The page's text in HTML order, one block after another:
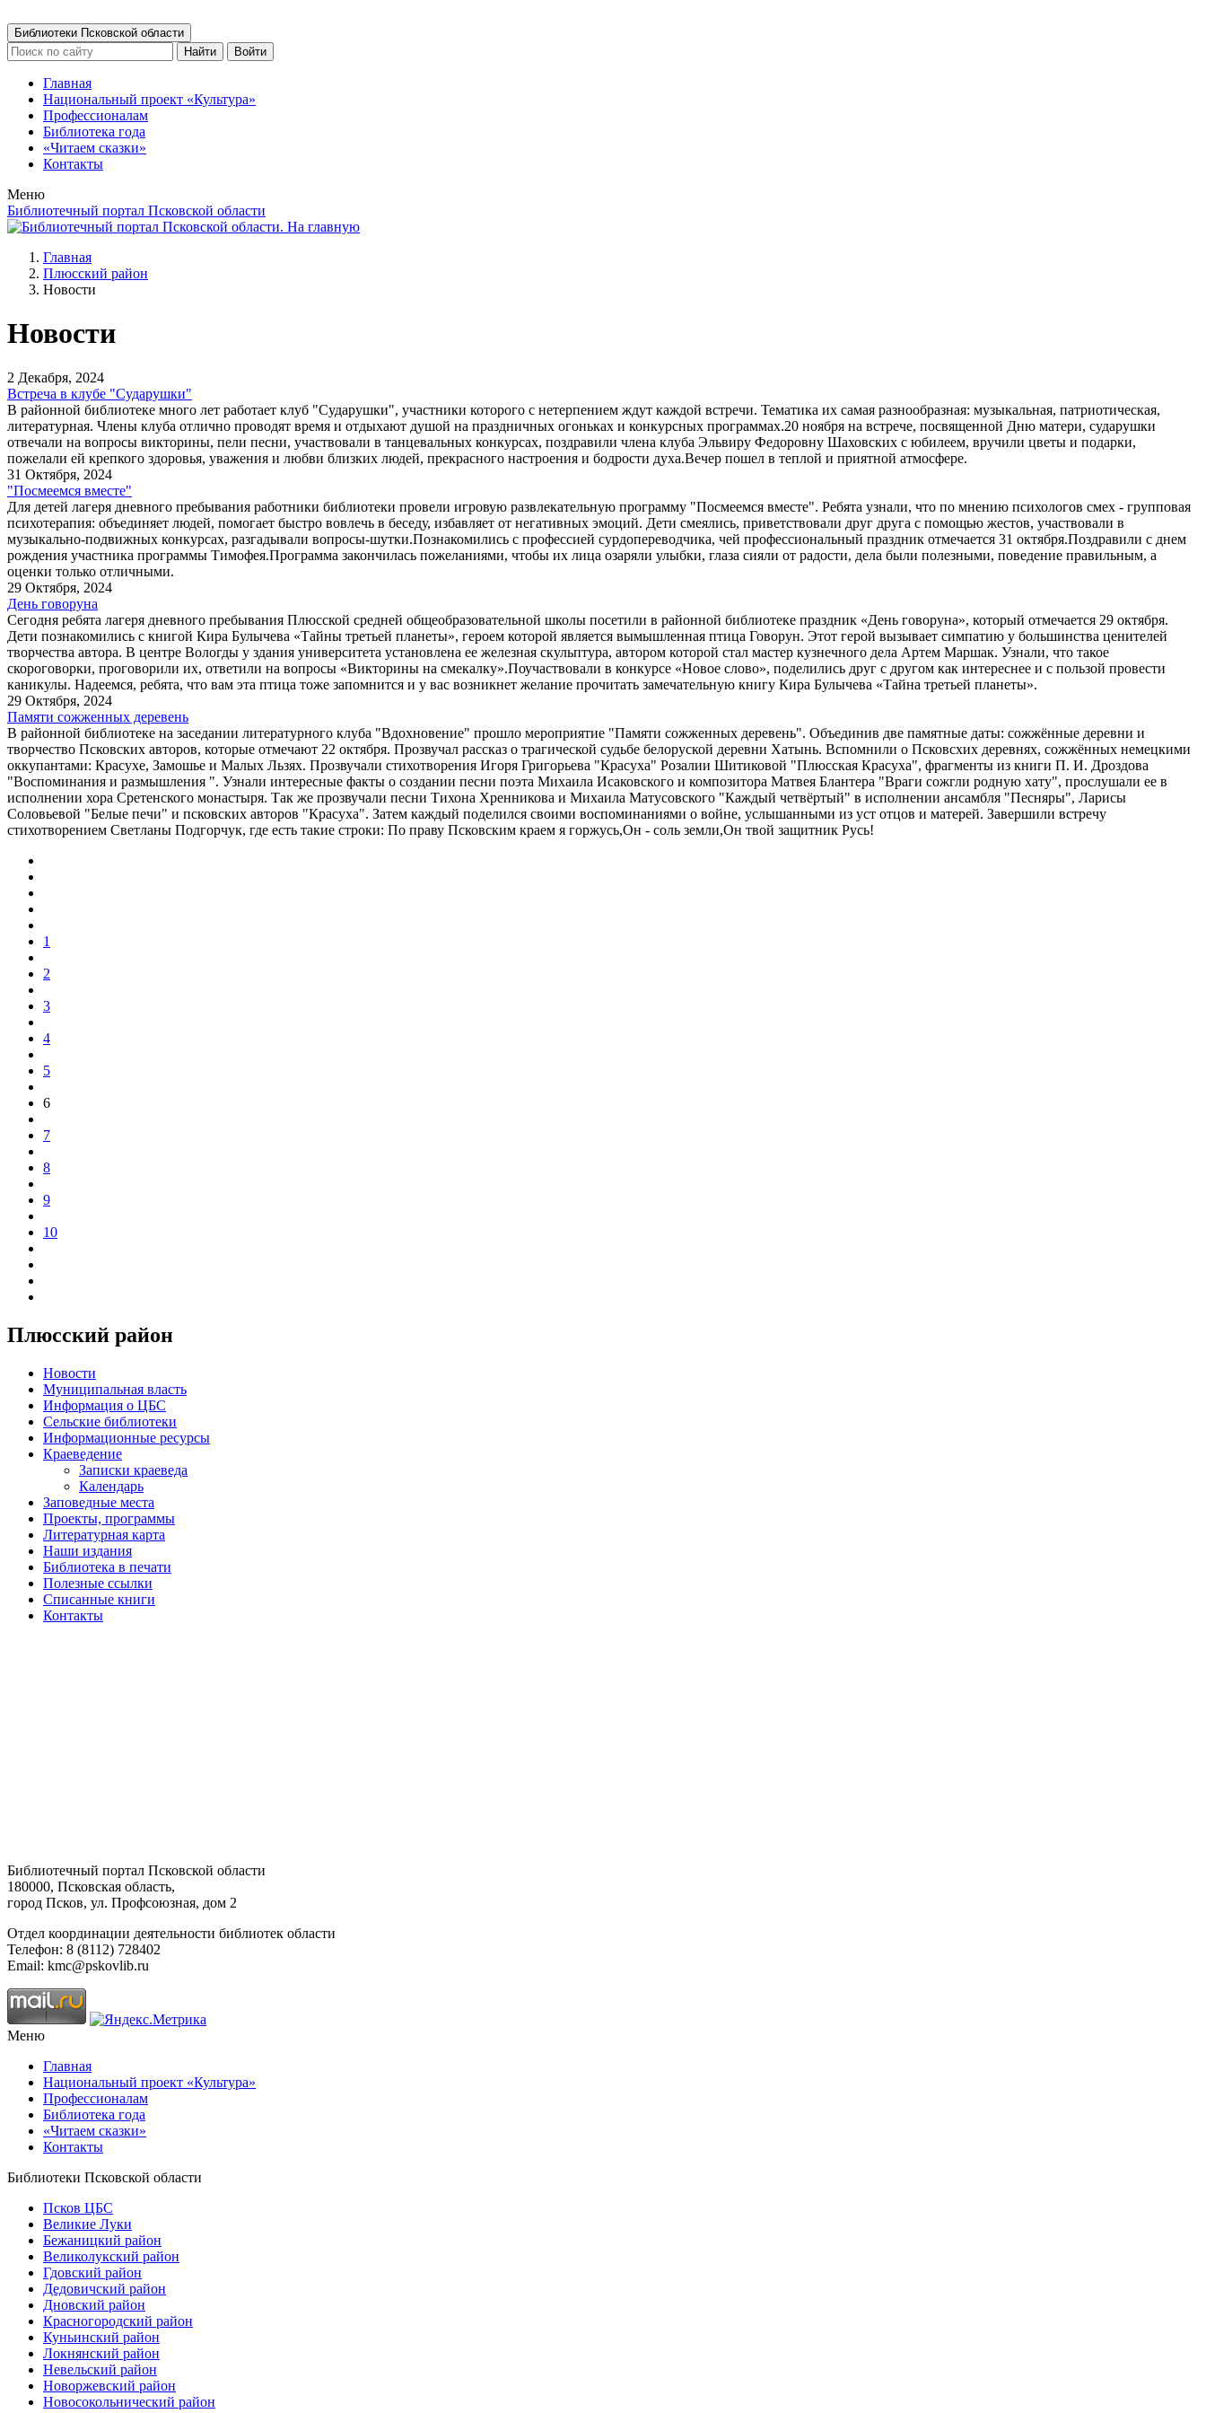
Библиотеки Псковской области
Найти
Войти
Главная
Национальный проект «Культура»
Профессионалам
Библиотека года
«Читаем сказки»
Контакты
Меню
Библиотечный портал Псковской области
Главная
Плюсский район
Новости
Новости
2 Декабря, 2024
Встреча в клубе "Сударушки"
В районной библиотеке много лет работает клуб "Сударушки", участники которого с нетерпением ждут каждой встречи. Тематика их самая разнообразная: музыкальная, патриотическая,
литературная. Члены клуба отлично проводят время и отдыхают душой на праздничных огоньках и конкурсных программах.20 ноября на встрече, посвященной Дню матери, сударушки
отвечали на вопросы викторины, пели песни, участвовали в танцевальных конкурсах, поздравили члена клуба Эльвиру Федоровну Шаховских с юбилеем, вручили цветы и подарки,
пожелали ей крепкого здоровья, уважения и любви близких людей, прекрасного настроения и бодрости духа.Вечер пошел в теплой и приятной атмосфере.
31 Октября, 2024
"Посмеемся вместе"
Для детей лагеря дневного пребывания работники библиотеки провели игровую развлекательную программу "Посмеемся вместе". Ребята узнали, что по мнению психологов смех - групповая
психотерапия: объединяет людей, помогает быстро вовлечь в беседу, избавляет от негативных эмоций. Дети смеялись, приветствовали друг друга с помощью жестов, участвовали в
музыкально-подвижных конкурсах, разгадывали вопросы-шутки.Познакомились с профессией сурдопереводчика, чей профессиональный праздник отмечается 31 октября.Поздравили с днем
рождения участника программы Тимофея.Программа закончилась пожеланиями, чтобы их лица озаряли улыбки, глаза сияли от радости, дела были полезными, поведение правильным, а
оценки только отличными.
29 Октября, 2024
День говоруна
Сегодня ребята лагеря дневного пребывания Плюсской средней общеобразовательной школы посетили в районной библиотеке праздник «День говоруна», который отмечается 29 октября.
Дети познакомились с книгой Кира Булычева «Тайны третьей планеты», героем которой является вымышленная птица Говорун. Этот герой вызывает симпатию у большинства ценителей
творчества автора. В центре Вологды у здания университета установлена ее железная скульптура, автором которой стал мастер кузнечного дела Артем Маршак. Узнали, что такое
скороговорки, проговорили их, ответили на вопросы «Викторины на смекалку».Поучаствовали в конкурсе «Новое слово», поделились друг с другом как интереснее и с пользой провести
каникулы. Надеемся, ребята, что вам эта птица тоже запомнится и у вас возникнет желание прочитать замечательную книгу Кира Булычева «Тайна третьей планеты».
29 Октября, 2024
Памяти сожженных деревень
В районной библиотеке на заседании литературного клуба "Вдохновение" прошло мероприятие "Памяти сожженных деревень". Объединив две памятные даты: сожжённые деревни и
творчество Псковских авторов, которые отмечают 22 октября. Прозвучал рассказ о трагической судьбе белоруской деревни Хатынь. Вспомнили о Псковсхих деревнях, сожжённых немецкими
оккупантами: Красухе, Замошье и Малых Льзях. Прозвучали стихотворения Игоря Григорьева "Красуха" Розалии Шитиковой "Плюсская Красуха", фрагменты из книги П. И. Дроздова
"Воспоминания и размышления ". Узнали интересные факты о создании песни поэта Михаила Исаковского и композитора Матвея Блантера "Враги сожгли родную хату", прослушали ее в
исполнении хора Сретенского монастыря. Так же прозвучали песни Тихона Хренникова и Михаила Матусовского "Каждый четвёртый" в исполнении ансамбля "Песняры", Ларисы
Соловьевой "Белые печи" и псковских авторов "Красуха". Затем каждый поделился своими воспоминаниями о войне, услышанными из уст отцов и матерей. Завершили встречу
стихотворением Светланы Подгорчук, где есть такие строки: По праву Псковским краем я горжусь,Он - соль земли,Он твой защитник Русь!
1
2
3
4
5
6
7
8
9
10
Плюсский район
Новости
Муниципальная власть
Информация о ЦБС
Сельские библиотеки
Информационные ресурсы
Краеведение
Записки краеведа
Календарь
Заповедные места
Проекты, программы
Литературная карта
Наши издания
Библиотека в печати
Полезные ссылки
Списанные книги
Контакты
Библиотечный портал Псковской области
180000, Псковская область,
город Псков, ул. Профсоюзная, дом 2
Отдел координации деятельности библиотек области
Телефон: 8 (8112) 728402
Email: kmc@pskovlib.ru
Меню
Главная
Национальный проект «Культура»
Профессионалам
Библиотека года
«Читаем сказки»
Контакты
Библиотеки Псковской области
Псков ЦБС
Великие Луки
Бежаницкий район
Великолукский район
Гдовский район
Дедовичский район
Дновский район
Красногородский район
Куньинский район
Локнянский район
Невельский район
Новоржевский район
Новосокольнический район